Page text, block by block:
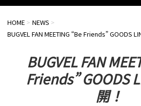
HOME > NEWS >
BUGVEL FAN MEETING “Be Friends” GOODS
BUGVEL FAN
Friends” GOODS
開！